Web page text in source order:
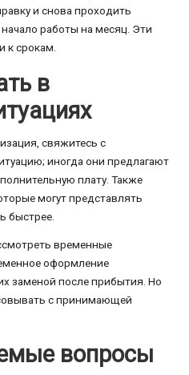
и снова проходить
работы на месяц. Эти
к срокам.
в
свяжитесь с
иногда они предлагают
плату. Также
могут представлять
быстрее.
временные
оформление
заменой после прибытия. Но
с принимающей
вопросы